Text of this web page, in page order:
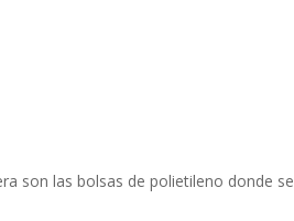
son las bolsas de polietileno donde se